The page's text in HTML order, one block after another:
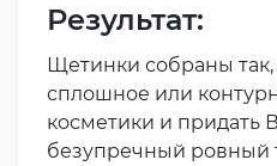
Результат:
Щетинки собраны
сплошное или
косметики и придать
безупречный ровный